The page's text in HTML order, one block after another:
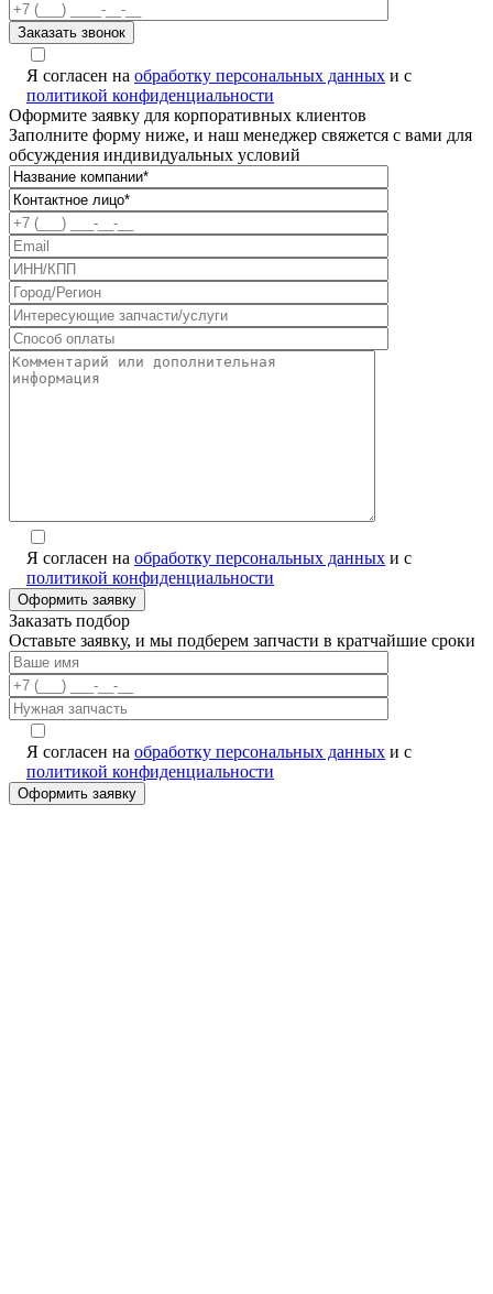
Я согласен на обработку персональных данных и с
политикой конфиденциальности
Оформите заявку для корпоративных клиентов
Заполните форму ниже, и наш менеджер свяжется с вами для
обсуждения индивидуальных условий
Я согласен на обработку персональных данных и с
политикой конфиденциальности
Заказать подбор
Оставьте заявку, и мы подберем запчасти в кратчайшие сроки
Я согласен на обработку персональных данных и с
политикой конфиденциальности